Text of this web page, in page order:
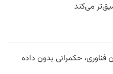
می‌کند
حکمرانی بدون داده